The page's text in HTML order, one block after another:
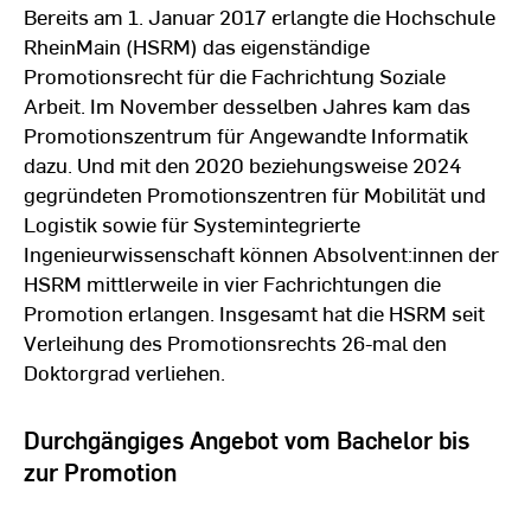
Bereits am 1. Januar 2017 erlangte die Hochschule
RheinMain (HSRM) das eigenständige
Promotionsrecht für die Fachrichtung Soziale
Arbeit. Im November desselben Jahres kam das
Promotionszentrum für Angewandte Informatik
dazu. Und mit den 2020 beziehungsweise 2024
gegründeten Promotionszentren für Mobilität und
Logistik sowie für Systemintegrierte
Ingenieurwissenschaft können Absolvent:innen der
HSRM mittlerweile in vier Fachrichtungen die
Promotion erlangen. Insgesamt hat die HSRM seit
Verleihung des Promotionsrechts 26-mal den
Doktorgrad verliehen.
Durchgängiges Angebot vom Bachelor bis
zur Promotion